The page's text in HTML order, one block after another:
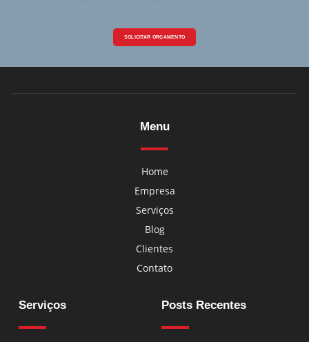
SOLICITAR ORÇAMENTO
Menu
Home
Empresa
Serviços
Blog
Clientes
Contato
Serviços Posts Recentes